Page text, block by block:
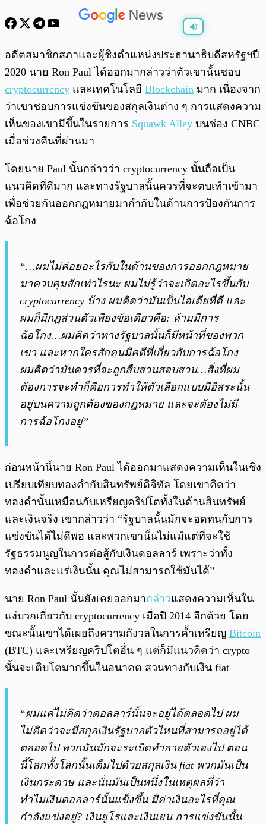
พร้อมเล่น 0:00 / 0:00
อดีตสมาชิกสภาและผู้ชิงตำแหน่งประธานาธิบดีสหรัฐฯปี
2020 นาย Ron Paul ได้ออกมากล่าวว่าตัวเขานั้นชอบ
cryptocurrency และเทคโนโลยี Blockchain มาก เนื่องจาก
ว่าเขาชอบการแข่งขันของสกุลเงินต่าง ๆ การแสดงความ
เห็นของเขามีขึ้นในรายการ Squawk Alley บนช่อง CNBC
เมื่อช่วงคืนที่ผ่านมา
โดยนาย Paul นั้นกล่าวว่า cryptocurrency นั้นถือเป็น
แนวคิดที่ดีมาก และทางรัฐบาลนั้นควรที่จะตบเท้าเข้ามา
เพื่อช่วยกันออกกฎหมายมากำกับในด้านการป้องกันการ
ฉ้อโกง
“…ผมไม่ค่อยอะไรกับในด้านของการออกกฎหมาย
มาควบคุมสักเท่าไรนะ ผมไม่รู้ว่าจะเกิดอะไรขึ้นกับ
cryptocurrency บ้าง ผมคิดว่ามันเป็นไอเดียที่ดี และ
ผมก็มีกฎส่วนตัวเพียงข้อเดียวคือ: ห้ามมีการ
ฉ้อโกง…ผมคิดว่าทางรัฐบาลนั้นก็มีหน้าที่ของพวก
เขา และหากใครสักคนมีคดีที่เกี่ยวกับการฉ้อโกง
ผมคิดว่ามันควรที่จะถูกสืบสวนสอบสวน…สิ่งที่ผม
ต้องการจะทำก็คือการทำให้ตัวเลือกแบบมีอิสระนั้น
อยู่บนความถูกต้องของกฎหมาย และจะต้องไม่มี
การฉ้อโกงอยู่”
ก่อนหน้านี้นาย Ron Paul ได้ออกมาแสดงความเห็นในเชิง
เปรียบเทียบทองคำกับสินทรัพย์ดิจิทัล โดยเขาคิดว่า
ทองคำนั้นเหมือนกับเหรียญคริปโตทั้งในด้านสินทรัพย์
และเงินจริง เขากล่าวว่า “รัฐบาลนั้นมักจะอดทนกับการ
แข่งขันได้ไม่ดีพอ และพวกเขานั้นไม่แม้แต่ที่จะใช้
รัฐธรรมนูญในการต่อสู้กับเงินดอลลาร์ เพราะว่าทั้ง
ทองคำและแร่เงินนั้น คุณไม่สามารถใช้มันได้”
นาย Ron Paul นั้นยังเคยออกมากล่าวแสดงความเห็นใน
แง่บวกเกี่ยวกับ cryptocurrency เมื่อปี 2014 อีกด้วย โดย
ขณะนั้นเขาได้เผยถึงความกังวลในการค้ำเหรียญ Bitcoin
(BTC) และเหรียญคริปโตอื่น ๆ แต่ก็มีแนวคิดว่า crypto
นั้นจะเติบโตมากขึ้นในอนาคต สวนทางกับเงิน fiat
“ผมแค่ไม่คิดว่าดอลลาร์นั้นจะอยู่ได้ตลอดไป ผม
ไม่คิดว่าจะมีสกุลเงินรัฐบาลตัวไหนที่สามารถอยู่ได้
ตลอดไป พวกมันมักจะระเบิดทำลายตัวเองไป ตอน
นี้โลกทั้งโลกนั้นเต็มไปด้วยสกุลเงิน fiat พวกมันเป็น
เงินกระดาษ และนั่นมันเป็นหนึ่งในเหตุผลที่ว่า
ทำไมเงินดอลลาร์นั้นแข็งขึ้น มีค่าเงินอะไรที่คุณ
กำลังแข่งอยู่? เงินยูโรและเงินเยน การแข่งขันนั้น